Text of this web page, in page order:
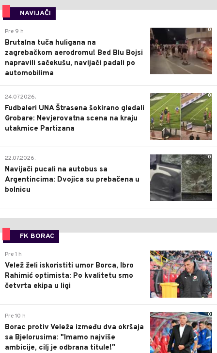
NAVIJAČI
0
Pre 9 h
Brutalna tuča huligana na
zagrebačkom aerodromu! Bed Blu Bojsi
napravili sačekušu, navijači padali po
automobilima
0
24.07.2026.
Fudbaleri UNA Štrasena šokirano gledali
Grobare: Nevjerovatna scena na kraju
utakmice Partizana
0
22.07.2026.
Navijači pucali na autobus sa
Argentincima: Dvojica su prebačena u
bolnicu
FK BORAC
0
Pre 1 h
Velež želi iskoristiti umor Borca, Ibro
Rahimić optimista: Po kvalitetu smo
četvrta ekipa u ligi
0
Pre 10 h
Borac protiv Veleža između dva okršaja
sa Bjelorusima: "Imamo najviše
ambicije, cilj je odbrana titule!"